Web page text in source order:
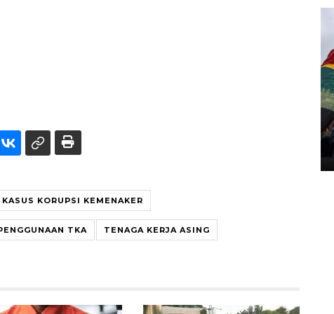
KASUS KORUPSI KEMENAKER
TKA TENAGA KERJA ASING